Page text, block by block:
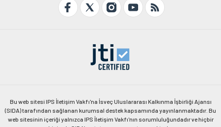
Bu web sitesi IPS İletişim Vakfı'na İsveç Uluslararası Kalkınma İşbirliği Ajansı
(SIDA) tarafından sağlanan kurumsal destek kapsamında yayınlanmaktadır. Bu
web sitesinin içeriği yalnızca IPS İletişim Vakfı'nın sorumluluğundadır ve hiçbir